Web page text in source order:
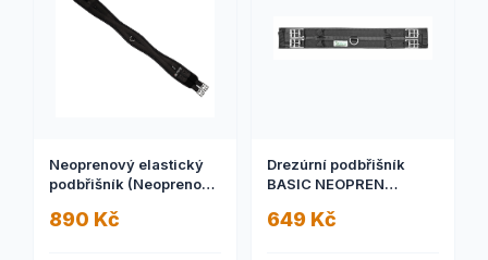
Neoprenový elastický
podbřišník (Neoprenový
890 Kč
Drezúrní podbřišník
BASIC NEOPREN
neoprenový)
649 Kč